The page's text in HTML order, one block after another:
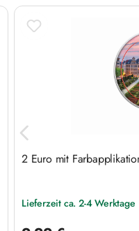
Produktgalerie überspringen
2 Euro mit
Lieferzeit ca. 2-4 Werktage